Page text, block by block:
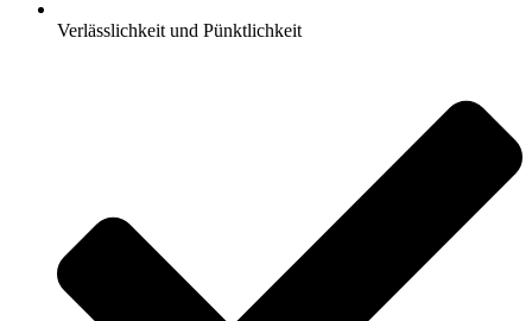
Verlässlichkeit und Pünktlichkeit